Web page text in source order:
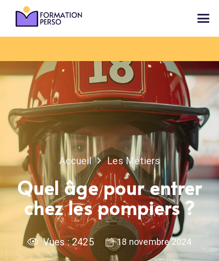
Accueil Les Métiers
Quel âge pour entrer
chez les pompiers ?
Vues :2425 18 novembre 2024